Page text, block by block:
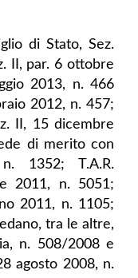
di Stato, Sez.
II, par. 6 ottobre
2013, n. 466
2012, n. 457;
II, 15 dicembre
di merito con
1352; T.A.R.
2011, n. 5051;
2011, n. 1105;
tra le altre,
n. 508/2008 e
agosto 2008, n.